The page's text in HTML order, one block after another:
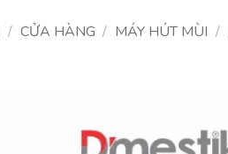
/ CỬA HÀNG / MÁY HÚT MÙI /